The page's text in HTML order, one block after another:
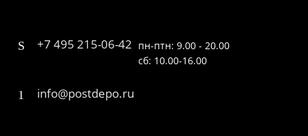
+7 495 215-06-42 пн-птн: 9.00 - 20.00
сб: 10.00-16.00
info@postdepo.ru